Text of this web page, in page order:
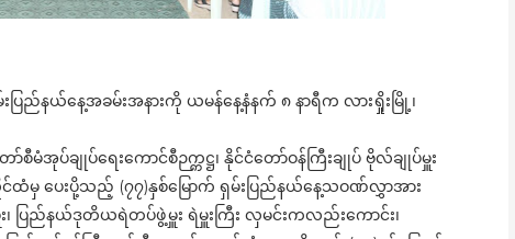
းပြည်နယ်နေ့အခမ်းအနားကို ယမန်နေ့နံနက် ၈ နာရီက လားရှိုးမြို့၊
မံအုပ်ချုပ်ရေးကောင်စီဉက္ကဋ္ဌ၊ နိုင်ငံတော်ဝန်ကြီးချုပ် ဗိုလ်ချုပ်မှူး
မှ ပေးပို့သည့် (၇၇)နှစ်မြောက် ရှမ်းပြည်နယ်နေ့သဝဏ်လွှာအား
၊ ပြည်နယ်ဒုတိယရဲတပ်ဖွဲ့မှူး ရဲမှူးကြီး လှမင်းကလည်းကောင်း၊